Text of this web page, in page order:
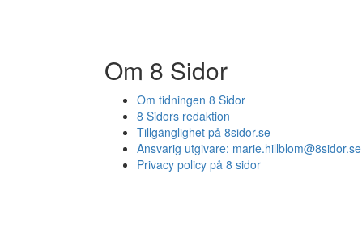
Om 8 Sidor
Om tidningen 8 Sidor
8 Sidors redaktion
Tillgänglighet på 8sidor.se
Ansvarig utgivare: marie.hillblom@8sidor.se
Privacy policy på 8 sidor